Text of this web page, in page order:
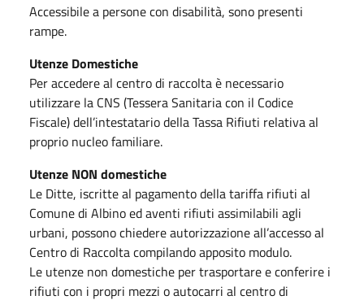
Accessibile a persone con disabilità, sono presenti
rampe.
Utenze Domestiche
Per accedere al centro di raccolta è necessario
utilizzare la CNS (Tessera Sanitaria con il Codice
Fiscale) dell’intestatario della Tassa Rifiuti relativa al
proprio nucleo familiare.
Utenze NON domestiche
Le Ditte, iscritte al pagamento della tariffa rifiuti al
Comune di Albino ed aventi rifiuti assimilabili agli
urbani, possono chiedere autorizzazione all’accesso al
Centro di Raccolta compilando apposito modulo.
Le utenze non domestiche per trasportare e conferire i
rifiuti con i propri mezzi o autocarri al centro di